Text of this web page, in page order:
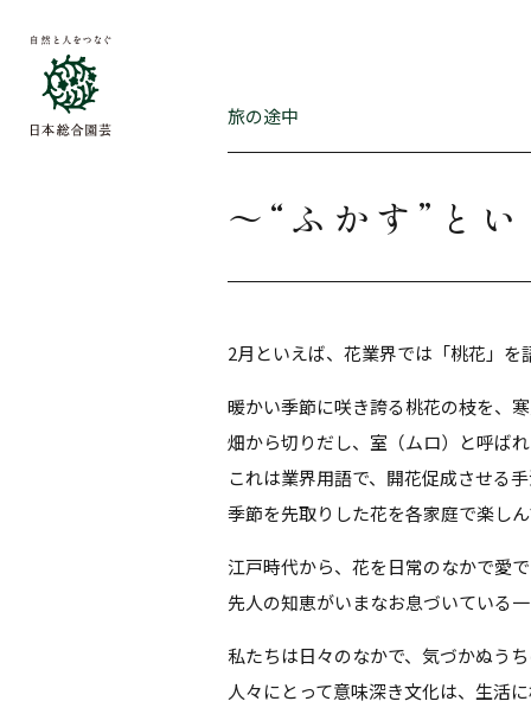
旅の途中
～“ふかす”と
2月といえば、花業界では「桃花」を
暖かい季節に咲き誇る桃花の枝を、
畑から切りだし、室（ムロ）と呼ば
これは業界用語で、開花促成させる
季節を先取りした花を各家庭で楽し
江戸時代から、花を日常のなかで愛
先人の知恵がいまなお息づいている
私たちは日々のなかで、気づかぬう
人々にとって意味深き文化は、生活